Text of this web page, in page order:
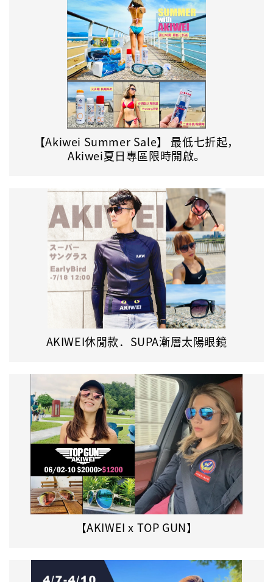
【Akiwei Summer Sale】 最低七折起，
Akiwei夏日專區限時開啟。
AKIWEI休閒款．SUPA漸層太陽眼鏡
【AKIWEI x TOP GUN】